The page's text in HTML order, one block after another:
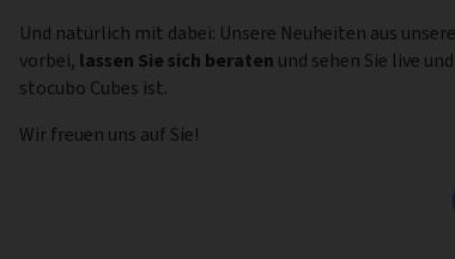
Und natürlich mit dabei: Unsere Neuheiten aus
vorbei, lassen Sie sich beraten und sehen Sie live
stocubo Cubes ist.
Wir freuen uns auf Sie!